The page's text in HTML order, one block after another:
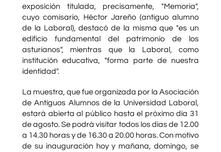
exposición titulada, precisamente, "Memoria",
cuyo comisario, Héctor Jareño (antiguo alumno
de la Laboral), destacó de la misma que "es un
edificio fundamental del patrimonio de los
asturianos", mientras que la Laboral, como
institución educativa, "forma parte de nuestra
identidad".
La muestra, que fue organizada por la Asociación
de Antiguos Alumnos de la Universidad Laboral,
estará abierta al público hasta el próximo día 31
de agosto. Se podrá visitar todos los días de 12.00
a 14.30 horas y de 16.30 a 20.00 horas. Con motivo
de su inauguración hoy y mañana, domingo, se